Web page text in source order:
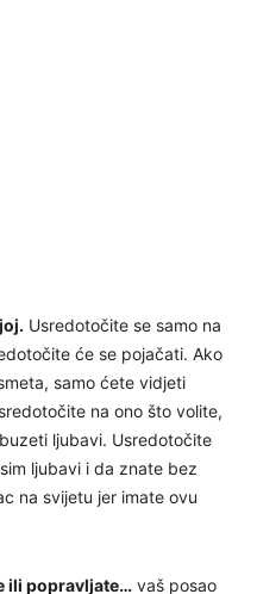
Usredotočite se samo na
će se pojačati. Ako
samo ćete vidjeti
na ono što volite,
ljubavi. Usredotočite
ljubavi i da znate bez
na svijetu jer imate ovu
ili popravljate… vaš posao